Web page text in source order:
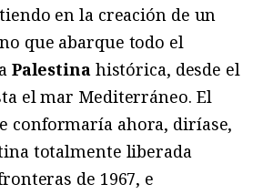
en la creación de un
que abarque todo el
Palestinahistórica, desde el
el mar Mediterráneo. El
conformaría ahora, diríase,
totalmente liberada
de 1967, e